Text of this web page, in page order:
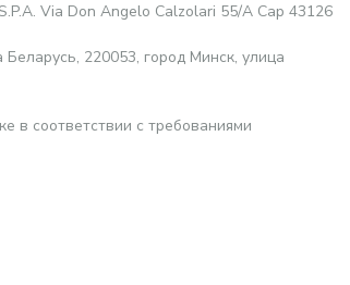
Via Don Angelo Calzolari 55/A Cap 43126
220053, город Минск, улица
в соответствии с требованиями